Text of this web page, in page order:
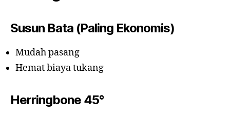
Susun Bata (Paling Ekonomis)
Mudah pasang
Hemat biaya tukang
Herringbone 45°